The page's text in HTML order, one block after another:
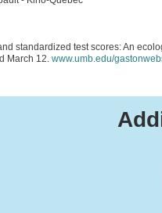
standardized test scores: An
March 12. www.umb.edu/